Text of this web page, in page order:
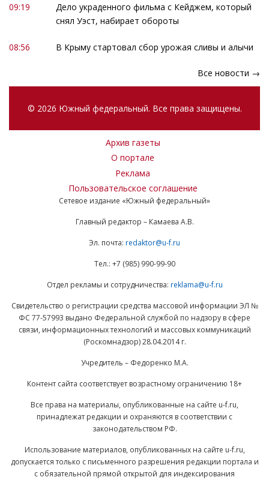
09:19
Дело украденного фильма с Кейджем, который
снял Уэст, набирает обороты
08:56 В Крыму стартовал сбор урожая сливы и алычи
Все новости →
© 2026 Южный федеральный. Все права защищены.
Архив газеты
О портале
Реклама
Пользовательское соглашение
Сетевое издание «Южный федеральный»
Главный редактор – Камаева А.В.
Эл. почта: redaktor@u-f.ru
Тел.: +7 (985) 990-99-90
Отдел рекламы и сотрудничества: reklama@u-f.ru
Свидетельство о регистрации средства массовой информации ЭЛ №
ФС 77-57993 выдано Федеральной службой по надзору в сфере
связи, информационных технологий и массовых коммуникаций
(Роскомнадзор) 28.04.2014 г.
Учредитель – Федоренко М.А.
Контент сайта соответствует возрастному ограничению 18+
Все права на материалы, опубликованные на сайте u-f.ru,
принадлежат редакции и охраняются в соответствии с
законодательством РФ.
Использование материалов, опубликованных на сайте u-f.ru,
допускается только с письменного разрешения редакции портала и
с обязательной прямой открытой для индексирования